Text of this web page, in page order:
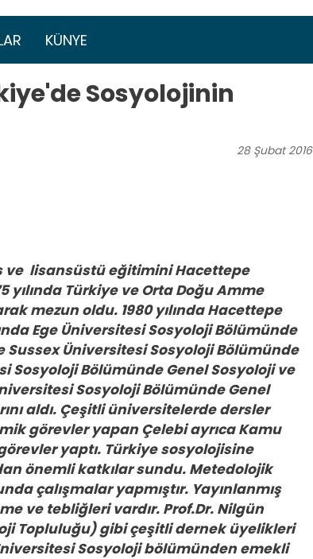
KÜNYE
Sosyolojinin
28 Şubat 2016
ve lisansüstü eğitimini Hacettepe
yılında Türkiye ve Orta Doğu Amme
mezun oldu. 1980 yılında Hacettepe
Ege Üniversitesi Sosyoloji Bölümünde
Sussex Üniversitesi Sosyoloji Bölümünde
Sosyoloji Bölümünde Genel Sosyoloji ve
Sosyoloji Bölümünde Genel
aldı. Çeşitli üniversitelerde dersler
görevler yapan Çelebi ayrıca Kamu
yaptı. Türkiye sosyolojisine
önemli katkılar sundu. Metedolojik
çalışmalar yapmıştır. Yayınlanmış
ve tebliğleri vardır. Prof.Dr. Nilgün
Topluluğu) gibi çeşitli dernek üyelikleri
Sosyoloji bölümünden emekli